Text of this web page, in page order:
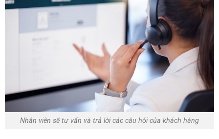
Nhân viên sẽ tư vấn và trả lời các câu hỏi của khách hàng